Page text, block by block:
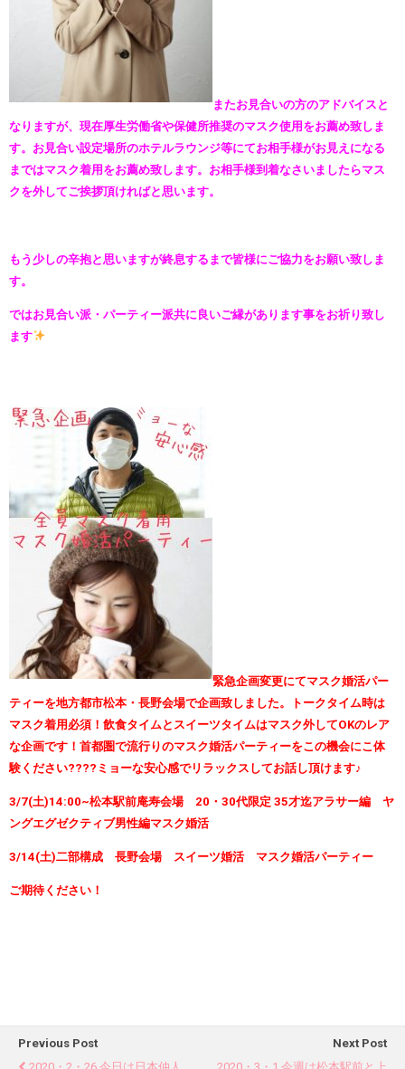
またお見合いの方のアドバイスと
なりますが、現在厚生労働省や保健所推奨のマスク使用をお薦め致しま
す。お見合い設定場所のホテルラウンジ等にてお相手様がお見えになる
まではマスク着用をお薦め致します。お相手様到着なさいましたらマス
クを外してご挨拶頂ければと思います。
もう少しの辛抱と思いますが終息するまで皆様にご協力をお願い致しま
す。
ではお見合い派・パーティー派共に良いご縁があります事をお祈り致し
ます
緊急企画変更にてマスク婚活パー
ティーを地方都市松本・長野会場で企画致しました。
トークタイム時は
マスク着用必須！飲食タイムとスイーツタイムはマスク外してOKのレア
な企画です！ 首都圏で流行りのマスク婚活パーティーをこの機会にこ体
験ください???? ミョーな安心感でリラックスしてお話し頂けます♪
3/7(土)14:00~松本駅前庵寿会場 20・30代限定 35才迄アラサー編 ヤ
ングエグゼクティブ男性編マスク婚活
3/14(土)二部構成 長野会場 スイーツ婚活 マスク婚活パーティー
ご期待ください！
Previous Post
Next Post